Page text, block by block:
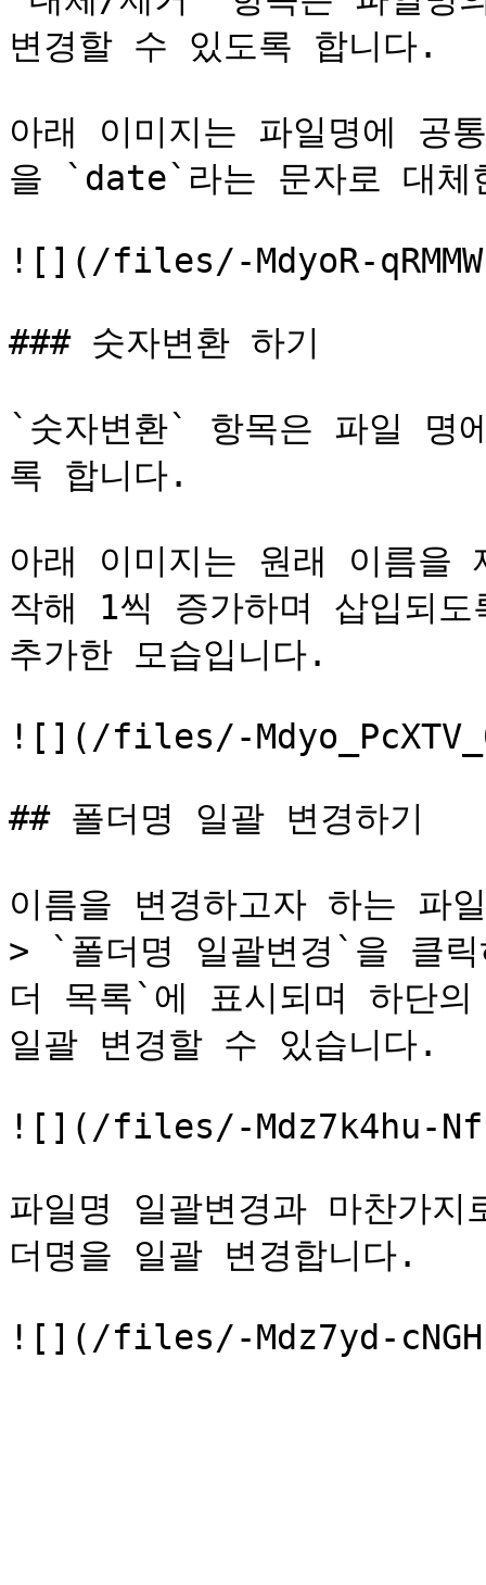
변경할 수 있도록 합니다.
아래 이미지는 파일명에
을 `date`라는 문자로 대체
![](/files/-MdyoR-
### 숫자변환 하기
`숫자변환` 항목은 파일 명
록 합니다.
아래 이미지는 원래 이름을
작해 1씩 증가하며 삽입되
추가한 모습입니다.
![](/files/-
## 폴더명 일괄 변경하기
이름을 변경하고자 하는 파
> `폴더명 일괄변경`을 클
더 목록`에 표시되며 하단
일괄 변경할 수 있습니다.
![](/files/-Mdz7k4hu-
파일명 일괄변경과 마찬가
더명을 일괄 변경합니다.